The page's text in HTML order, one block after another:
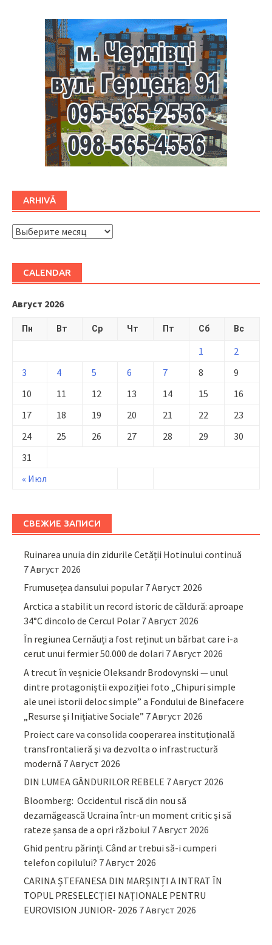
ARHIVĂ
ARHIVĂ
CALENDAR
Август 2026
Пн Вт Ср Чт Пт Сб Вс
« Июл
1
2
3
4 5 6 7 8
9
10
11 12 13 14 15
16
17
18 19 20 21 22
23
24
25 26 27 28 29
30
31
СВЕЖИЕ ЗАПИСИ
Ruinarea unuia din zidurile Cetății Hotinului continuă
7 Август 2026
Frumusețea dansului popular 7 Август 2026
Arctica a stabilit un record istoric de căldură: aproape
34°C dincolo de Cercul Polar 7 Август 2026
În regiunea Cernăuți a fost reținut un bărbat care i-a
cerut unui fermier 50.000 de dolari 7 Август 2026
A trecut în veșnicie Oleksandr Brodovynski — unul
dintre protagoniștii expoziției foto „Chipuri simple
ale unei istorii deloc simple” a Fondului de Binefacere
„Resurse și Inițiative Sociale” 7 Август 2026
Proiect care va consolida cooperarea instituțională
transfrontalieră și va dezvolta o infrastructură
modernă 7 Август 2026
DIN LUMEA GÂNDURILOR REBELE 7 Август 2026
Bloomberg: Occidentul riscă din nou să
dezamăgească Ucraina într-un moment critic și să
rateze șansa de a opri războiul 7 Август 2026
Ghid pentru părinţi. Când ar trebui să-i cumperi
telefon copilului? 7 Август 2026
CARINA ȘTEFANESA DIN MARȘINȚI A INTRAT ÎN
TOPUL PRESELECȚIEI NAȚIONALE PENTRU
EUROVISION JUNIOR- 2026 7 Август 2026